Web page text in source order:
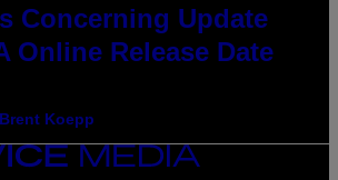
Concerning Update
Online Release Date
Brent Koepp